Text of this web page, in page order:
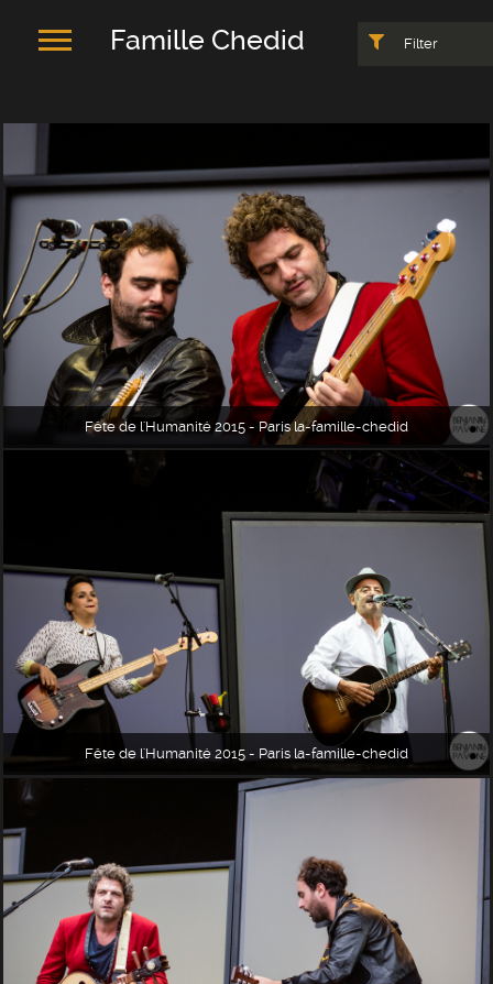
Famille Chedid Filter
Fête de l'Humanité 2015 - Paris la-famille-chedid
Fête de l'Humanité 2015 - Paris la-famille-chedid